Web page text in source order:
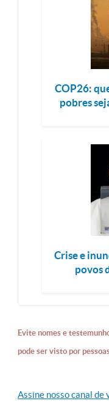
COP26:
pobres
Crise e
povos
Evite nomes e
pode ser visto por
Assine nosso canal de